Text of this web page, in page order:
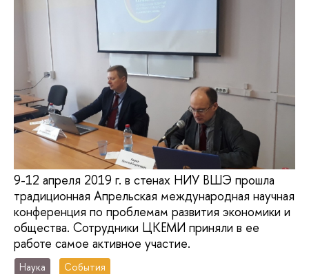
9-12 апреля 2019 г. в стенах НИУ ВШЭ прошла
традиционная Апрельская международная научная
конференция по проблемам развития экономики и
общества. Сотрудники ЦКЕМИ приняли в ее
работе самое активное участие.
Наука
События